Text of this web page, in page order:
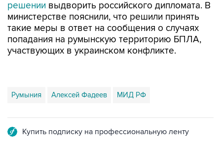
решении выдворить российского дипломата. В
министерстве пояснили, что решили принять
такие меры в ответ на сообщения о случаях
попадания на румынскую территорию БПЛА,
участвующих в украинском конфликте.
Румыния Алексей Фадеев МИД РФ
Купить подписку на профессиональную ленту